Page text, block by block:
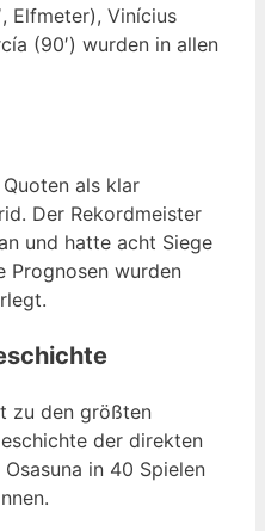
Elfmeter), Vinícius
(90′) wurden in allen
als klar
Der Rekordmeister
und hatte acht Siege
Prognosen wurden
zu den größten
der direkten
in 40 Spielen